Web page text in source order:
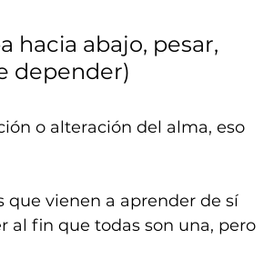
hacia abajo, pesar,
depender)
o alteración del alma, eso
que vienen a aprender de sí
al fin que todas son una, pero